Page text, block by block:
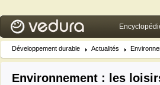
Développement durable Actualités
Environnement : les